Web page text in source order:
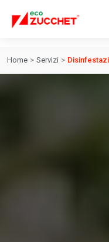
Home > Servizi >